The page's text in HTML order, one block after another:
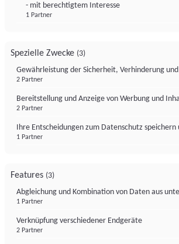
- mit berechtigtem Interesse
1 Partner
Spezielle Zwecke (3)
Gewährleistung der Sicherheit, Verhinderung
2 Partner
Bereitstellung und Anzeige von Werbung und
2 Partner
Ihre Entscheidungen zum Datenschutz
1 Partner
Features (3)
Abgleichung und Kombination von Daten aus
1 Partner
Verknüpfung verschiedener Endgeräte
2 Partner